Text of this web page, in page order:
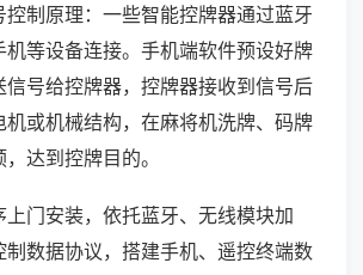
控制原理：一些智能控牌器通过蓝牙
机等设备连接。手机端软件预设好牌
信号给控牌器，控牌器接收到信号后
机或机械结构，在麻将机洗牌、码牌
达到控牌目的。
上门安装，依托蓝牙、无线模块加
制数据协议，搭建手机、遥控终端数